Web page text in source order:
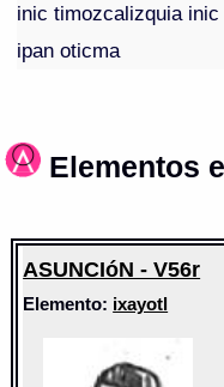
inic timozcalizquia
ipan oticma
Elementos
ASUNCIóN - V56r
Elemento: ixayotl